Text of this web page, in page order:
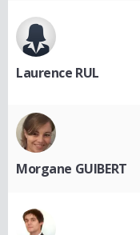
Laurence RUL
Morgane GUIBERT